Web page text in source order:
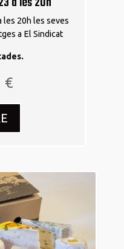
les 20h les seves
a El Sindicat
€